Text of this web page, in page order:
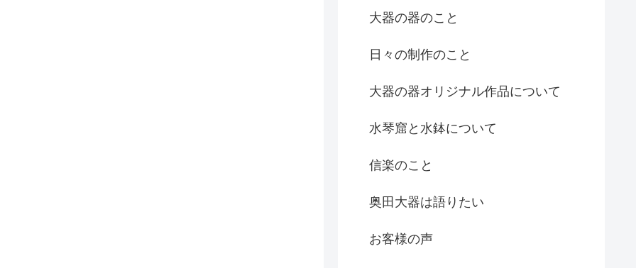
大器の器のこと
日々の制作のこと
大器の器オリジナル作品について
水琴窟と水鉢について
信楽のこと
奥田大器は語りたい
お客様の声